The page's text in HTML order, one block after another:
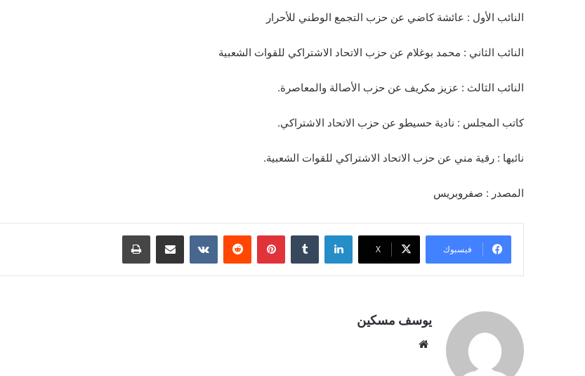
النائب الأول : عائشة كاضي عن حزب التجمع الوطني للأحرار
النائب الثاني : محمد بوغلام عن حزب الاتحاد الاشتراكي للقوات الشعبية
النائب الثالث : عزيز مكريف عن حزب الأصالة والمعاصرة.
كاتب المجلس : نادية حسيطو عن حزب الاتحاد الاشتراكي.
نائبها : رقية مني عن حزب الاتحاد الاشتراكي للقوات الشعبية.
المصدر : صفروبريس
فيسبوك ‫X
لينكدإن بينتيريست مشاركة عبر البريد طباعة
يوسف مسكين